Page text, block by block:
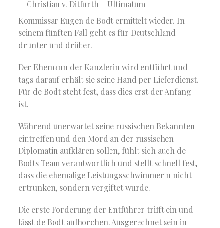
Christian v. Ditfurth – Ultimatum
Kommissar Eugen de Bodt ermittelt wieder. In
seinem fünften Fall geht es für Deutschland
drunter und drüber.
Der Ehemann der Kanzlerin wird entführt und
tags darauf erhält sie seine Hand per Lieferdienst.
Für de Bodt steht fest, dass dies erst der Anfang
ist.
Während unerwartet seine russischen Bekannten
eintreffen und den Mord an der russischen
Diplomatin aufklären sollen, fühlt sich auch de
Bodts Team verantwortlich und stellt schnell fest,
dass die ehemalige Leistungsschwimmerin nicht
ertrunken, sondern vergiftet wurde.
Die erste Forderung der Entführer trifft ein und
lässt de Bodt aufhorchen. Ausgerechnet sein in